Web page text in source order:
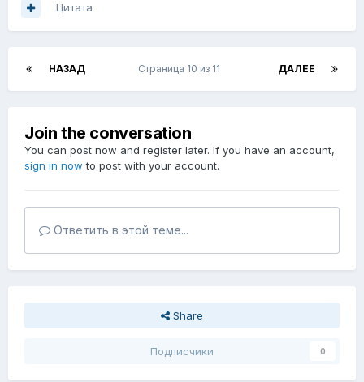
Цитата
НАЗАД ДАЛЕЕ
Страница 10 из 11
Join the conversation
You can post now and register later. If you have an account,
sign in now to post with your account.
Ответить в этой теме...
Share
Подписчики 0